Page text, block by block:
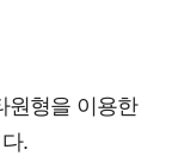
원형을 이용한
.